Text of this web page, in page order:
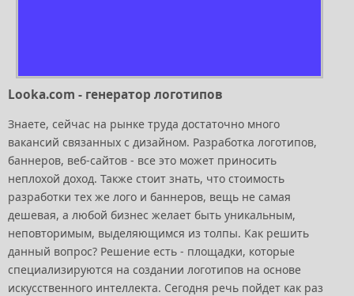
Looka.com - генератор логотипов
Знаете, сейчас на рынке труда достаточно много
вакансий связанных с дизайном. Разработка логотипов,
баннеров, веб-сайтов - все это может приносить
неплохой доход. Также стоит знать, что стоимость
разработки тех же лого и баннеров, вещь не самая
дешевая, а любой бизнес желает быть уникальным,
неповторимым, выделяющимся из толпы. Как решить
данный вопрос? Решение есть - площадки, которые
специализируются на создании логотипов на основе
искусственного интеллекта. Сегодня речь пойдет как раз